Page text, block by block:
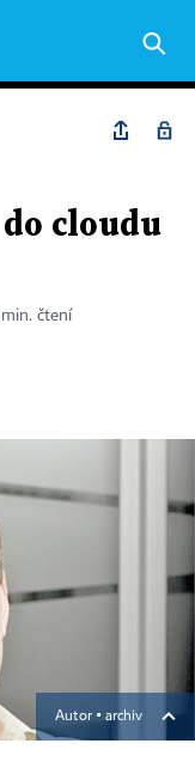
cloudu
min. čtení
Autor ▪ archiv